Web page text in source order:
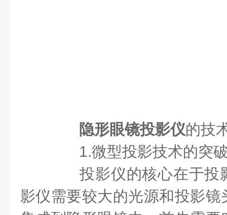
隐形眼镜投影仪的技
1.微型投影技术的突
投影仪的核心在于投
影仪需要较大的光源和投影